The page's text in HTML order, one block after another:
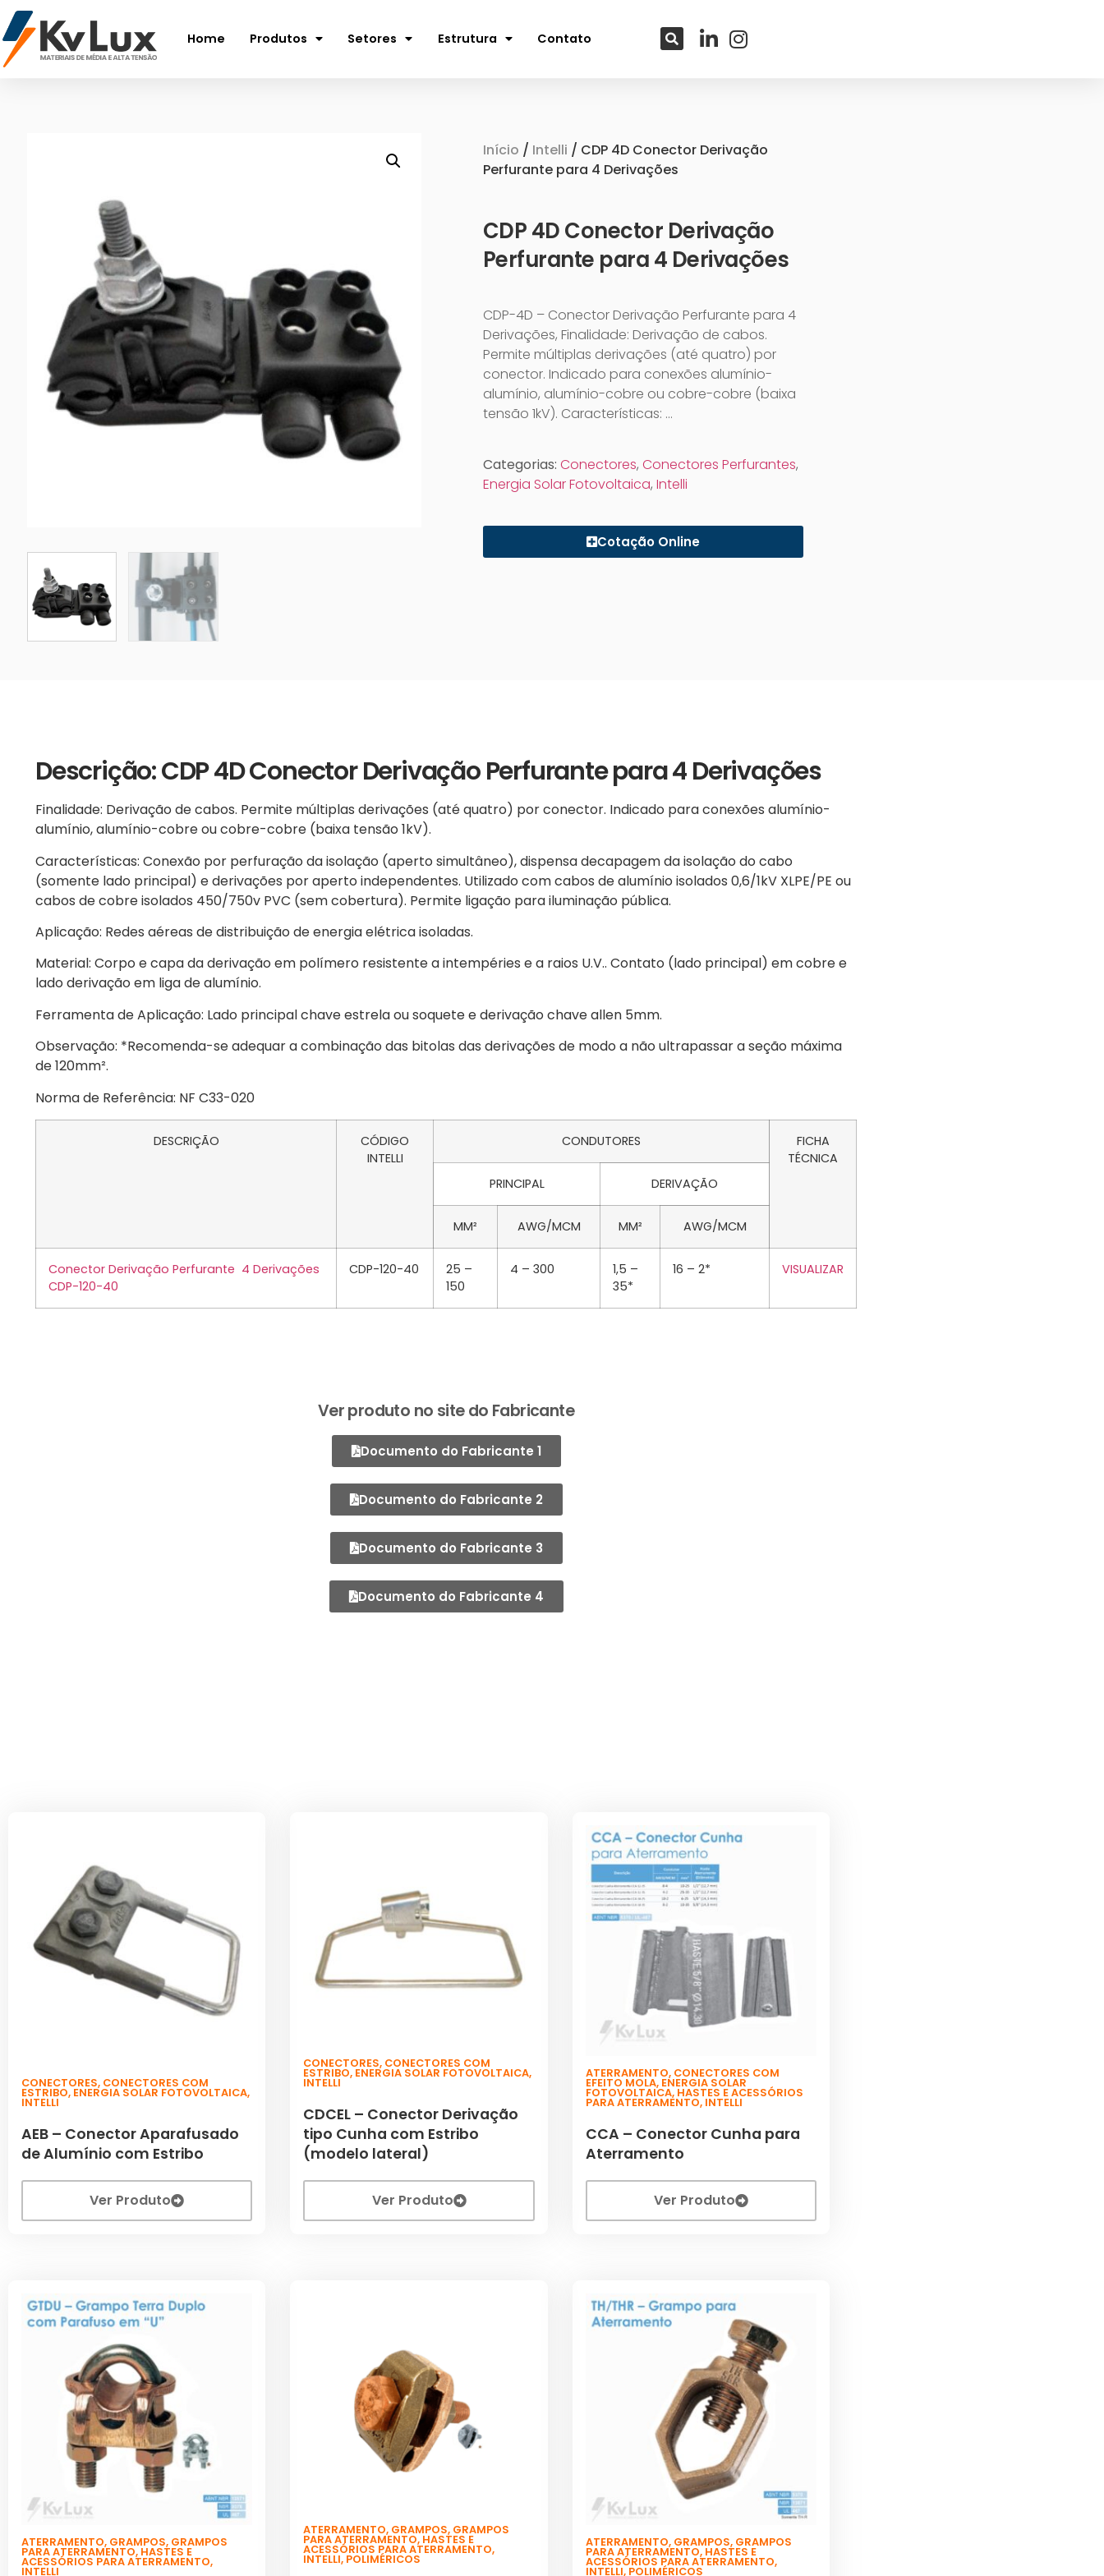
Home Produtos Setores Estrutura Contato
Início / Intelli / CDP 4D Conector Derivação
Perfurante para 4 Derivações
CDP 4D Conector Derivação
Perfurante para 4 Derivações
CDP-4D – Conector Derivação Perfurante para 4
Derivações, Finalidade: Derivação de cabos.
Permite múltiplas derivações (até quatro) por
conector. Indicado para conexões alumínio-
alumínio, alumínio-cobre ou cobre-cobre (baixa
tensão 1kV). Características: …
Categorias: Conectores, Conectores Perfurantes,
Energia Solar Fotovoltaica, Intelli
Cotação Online
Descrição: CDP 4D Conector Derivação Perfurante para 4 Derivações
Finalidade: Derivação de cabos. Permite múltiplas derivações (até quatro) por conector. Indicado para conexões alumínio-
alumínio, alumínio-cobre ou cobre-cobre (baixa tensão 1kV).
Características: Conexão por perfuração da isolação (aperto simultâneo), dispensa decapagem da isolação do cabo
(somente lado principal) e derivações por aperto independentes. Utilizado com cabos de alumínio isolados 0,6/1kV XLPE/PE ou
cabos de cobre isolados 450/750v PVC (sem cobertura). Permite ligação para iluminação pública.
Aplicação: Redes aéreas de distribuição de energia elétrica isoladas.
Material: Corpo e capa da derivação em polímero resistente a intempéries e a raios U.V.. Contato (lado principal) em cobre e
lado derivação em liga de alumínio.
Ferramenta de Aplicação: Lado principal chave estrela ou soquete e derivação chave allen 5mm.
Observação: *Recomenda-se adequar a combinação das bitolas das derivações de modo a não ultrapassar a seção máxima
de 120mm².
Norma de Referência: NF C33-020
DESCRIÇÃO
CÓDIGO
INTELLI
CONDUTORES
FICHA
TÉCNICA
PRINCIPAL
DERIVAÇÃO
MM² AWG/MCM MM² AWG/MCM
Conector Derivação Perfurante 4 Derivações
CDP-120-40
CDP-120-40
25 –
150
4 – 300
1,5 –
35*
16 – 2* VISUALIZAR
Ver produto no site do Fabricante
Documento do Fabricante 1
Documento do Fabricante 2
Documento do Fabricante 3
Documento do Fabricante 4
CONECTORES, CONECTORES COM
ESTRIBO, ENERGIA SOLAR FOTOVOLTAICA,
INTELLI
AEB – Conector Aparafusado
de Alumínio com Estribo
Ver Produto
CONECTORES, CONECTORES COM
ESTRIBO, ENERGIA SOLAR FOTOVOLTAICA,
INTELLI
CDCEL – Conector Derivação
tipo Cunha com Estribo
(modelo lateral)
Ver Produto
ATERRAMENTO, CONECTORES COM
EFEITO MOLA, ENERGIA SOLAR
FOTOVOLTAICA, HASTES E ACESSÓRIOS
PARA ATERRAMENTO, INTELLI
CCA – Conector Cunha para
Aterramento
Ver Produto
ATERRAMENTO, GRAMPOS, GRAMPOS
PARA ATERRAMENTO, HASTES E
ACESSÓRIOS PARA ATERRAMENTO,
INTELLI
ATERRAMENTO, GRAMPOS, GRAMPOS
PARA ATERRAMENTO, HASTES E
ACESSÓRIOS PARA ATERRAMENTO,
INTELLI, POLIMÉRICOS
ATERRAMENTO, GRAMPOS, GRAMPOS
PARA ATERRAMENTO, HASTES E
ACESSÓRIOS PARA ATERRAMENTO,
INTELLI, POLIMÉRICOS